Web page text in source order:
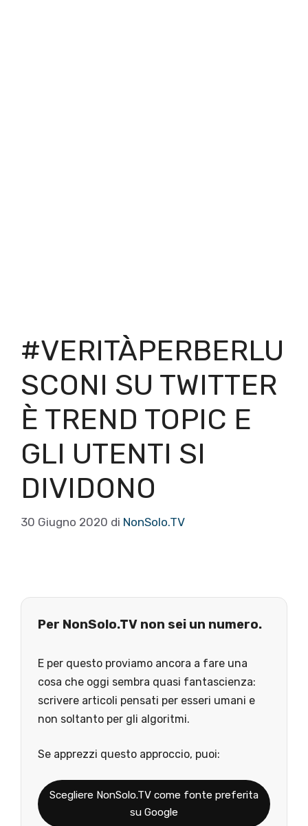
#VERITÀPERBERLU
SCONI SU TWITTER
È TREND TOPIC E
GLI UTENTI SI
DIVIDONO
30 Giugno 2020 di NonSolo.TV
Per NonSolo.TV non sei un numero.
E per questo proviamo ancora a fare una
cosa che oggi sembra quasi fantascienza:
scrivere articoli pensati per esseri umani e
non soltanto per gli algoritmi.
Se apprezzi questo approccio, puoi:
Scegliere NonSolo.TV come fonte preferita
su Google